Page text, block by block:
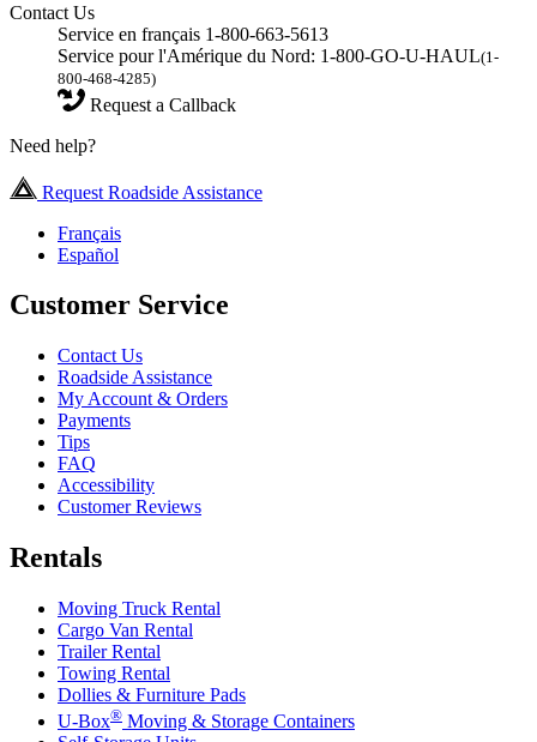
Contact Us
Service en français 1-800-663-5613
Service pour l'Amérique du Nord: 1-800-GO-U-HAUL(1-
800-468-4285)
Request a Callback
Need help?
Request Roadside Assistance
Français
Español
Customer Service
Contact Us
Roadside Assistance
My Account & Orders
Payments
Tips
FAQ
Accessibility
Customer Reviews
Rentals
Moving Truck Rental
Cargo Van Rental
Trailer Rental
Towing Rental
Dollies & Furniture Pads
U-Box® Moving & Storage Containers